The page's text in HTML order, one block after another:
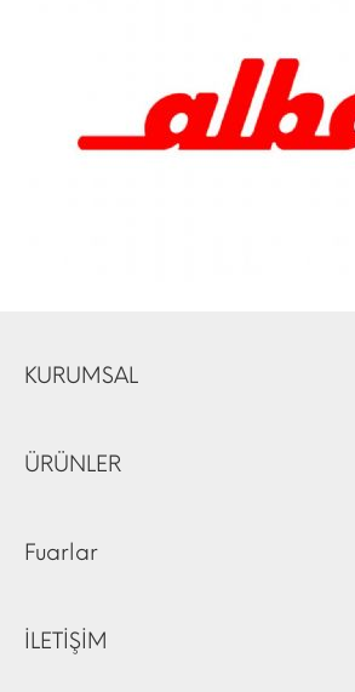
KURUMSAL
ÜRÜNLER
Fuarlar
İLETİŞİM